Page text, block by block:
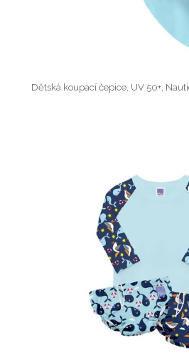
Dětská koupací čepice, UV 50+,